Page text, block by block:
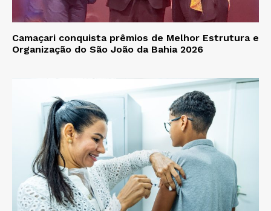
Camaçari conquista prêmios de Melhor Estrutura e
Organização do São João da Bahia 2026